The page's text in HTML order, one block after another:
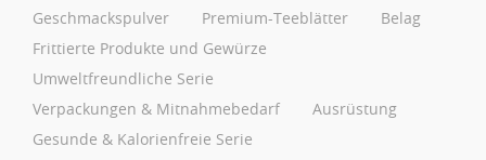
Geschmackspulver
Premium-Teeblätter
Belag
Frittierte Produkte und Gewürze
Umweltfreundliche Serie
Verpackungen & Mitnahmebedarf
Ausrüstung
Gesunde & Kalorienfreie Serie